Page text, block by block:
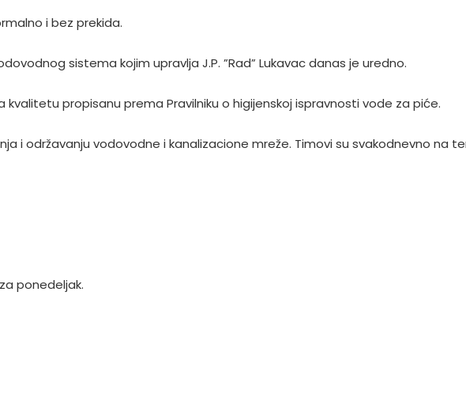
i bez prekida.
sistema kojim upravlja J.P. ”Rad” Lukavac danas je uredno.
propisanu prema Pravilniku o higijenskoj ispravnosti vode za piće.
i održavanju vodovodne i kanalizacione mreže. Timovi su svakodnevno na
ponedeljak.